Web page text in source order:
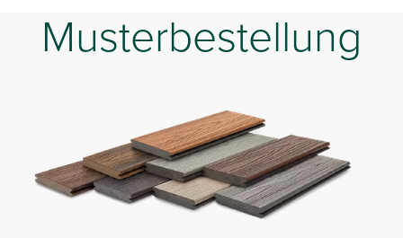
Musterbestellung